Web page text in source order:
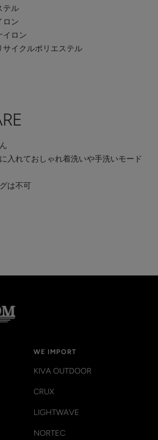
テル
ロン
イロン
サイクルポリエステル
入れておしゃれ着洗いや手洗いモード
は不可
WE IMPORT
KIVA OUTDOOR
CRUX
LIGHTWAVE
NORTEC